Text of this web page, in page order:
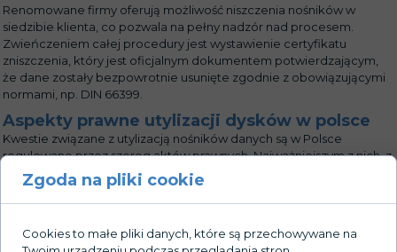
Renomowane firmy oferują możliwość niszczenia nośników w
siedzibie klienta, co pozwala na pełny nadzór nad procesem.
Zwieńczeniem całej procedury jest wystawienie certyfikatu
zniszczenia, który jest oficjalnym dokumentem potwierdzającym,
że dane zostały bezpowrotnie usunięte zgodnie z obowiązującymi
normami, np. DIN 66399.
Aspekty prawne utylizacji dysków w polsce
Kwestie związane z utylizacją nośników danych są w Polsce
regulowane przez szereg aktów prawnych. Najważniejszym z nich, z
perspektywy ochrony danych, jest Rozporządzenie o Ochronie
Danych Osobowych (RODO). Nakłada ono na administratorów
danych obowiązek wdrożenia odpowiednich środków
całego cyklu ich życia, łącznie z usunięciem. Niewłaściwe pozbycie
Zgoda na pliki cookie
Cookies to małe pliki danych, które są przechowywane na